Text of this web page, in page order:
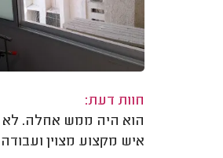
חוות דעת:
הוא היה ממש אחלה. לא
איש מקצוע מצוין